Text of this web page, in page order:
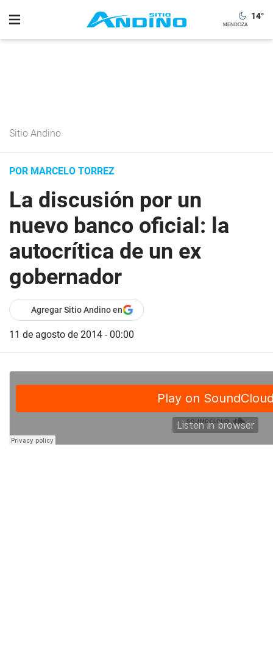
14°
Sitio Andino
POR MARCELO TORREZ
La discusión por un
nuevo banco oficial: la
autocrítica de un ex
gobernador
Agregar Sitio Andino en
11 de agosto de 2014 - 00:00